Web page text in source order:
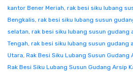
kantor Bener Meriah, rak besi siku lubang
Bengkalis, rak besi siku lubang susun
selatan, rak besi siku lubang susun gudang
Tengah, rak besi siku lubang susun gudang
Utara, Rak Besi Siku Lubang Susun Gudang
Rak Besi Siku Lubang Susun Gudang Arsip